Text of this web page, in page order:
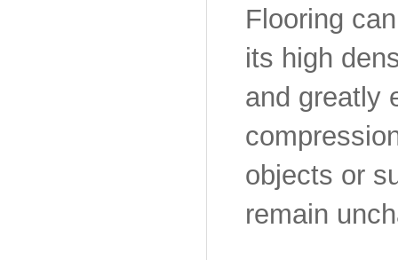
Flooring
its high
and greatly
objects or
remain